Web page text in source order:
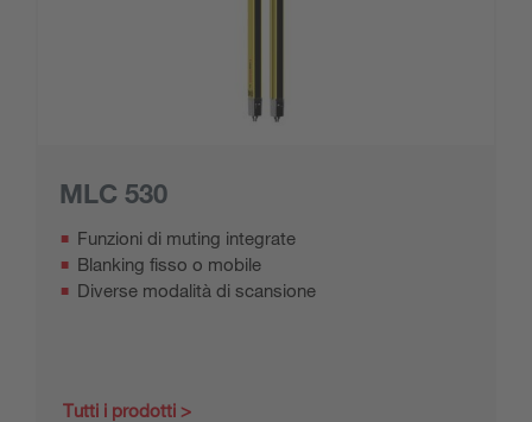
MLC 530
Funzioni di muting integrate
Blanking fisso o mobile
Diverse modalità di scansione
Tutti i prodotti